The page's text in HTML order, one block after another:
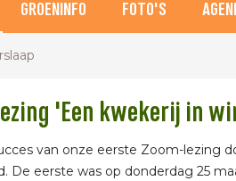
GROENINFO FOTO'S
'Een kwekerij in
van onze eerste Zoom-lezing
De eerste was op donderdag 25